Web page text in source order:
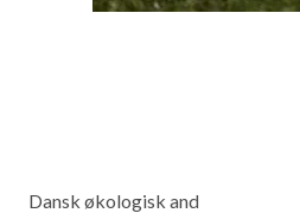
Dansk økologisk and